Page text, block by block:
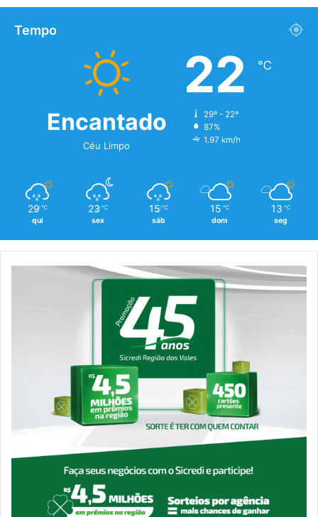
Tempo
Encantado
Céu Limpo
22 ℃
29º - 22º
87%
1.97 km/h
29 ℃
qui
23 ℃
sex
15 ℃
sáb
15 ℃
dom
13 ℃
seg